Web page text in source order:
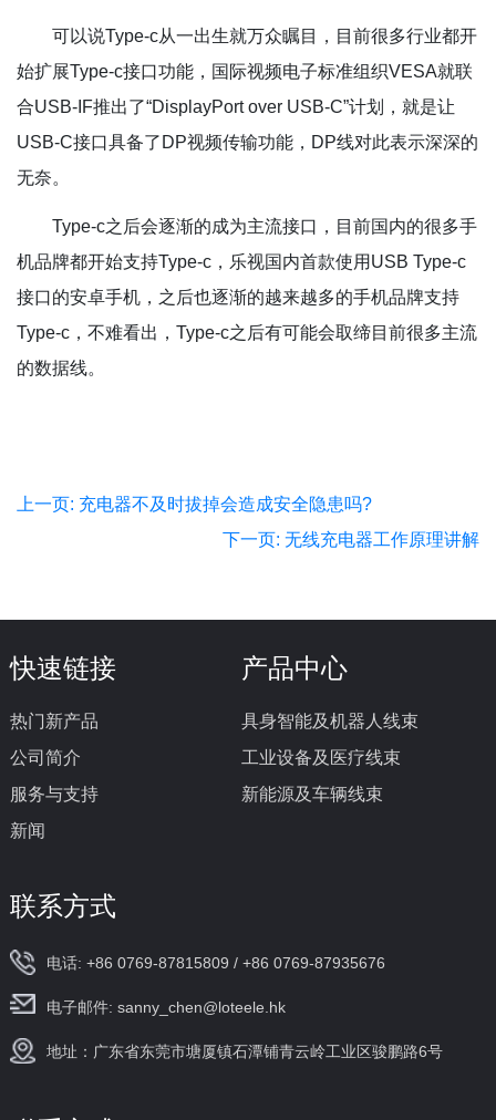
可以说Type-c从一出生就万众瞩目，目前很多行业都开
始扩展Type-c接口功能，国际视频电子标准组织VESA就联
合USB-IF推出了“DisplayPort over USB-C”计划，就是让
USB-C接口具备了DP视频传输功能，DP线对此表示深深的
无奈。
Type-c之后会逐渐的成为主流接口，目前国内的很多手
机品牌都开始支持Type-c，乐视国内首款使用USB Type-c
接口的安卓手机，之后也逐渐的越来越多的手机品牌支持
Type-c，不难看出，Type-c之后有可能会取缔目前很多主流
的数据线。
上一页: 充电器不及时拔掉会造成安全隐患吗?
下一页: 无线充电器工作原理讲解
快速链接
热门新产品
公司简介
服务与支持
新闻
产品中心
具身智能及机器人线束
工业设备及医疗线束
新能源及车辆线束
联系方式
电话: +86 0769-87815809 / +86 0769-87935676
电子邮件: sanny_chen@loteele.hk
地址：广东省东莞市塘厦镇石潭铺青云岭工业区骏鹏路6号